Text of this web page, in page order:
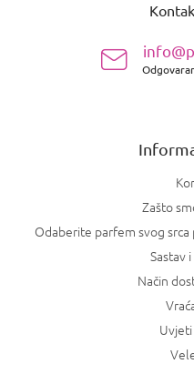
Zašto
Odaberite parfem svog
Sastav
Način